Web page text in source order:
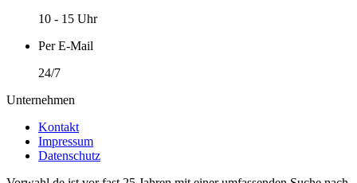
10 - 15 Uhr
Per E-Mail
24/7
Unternehmen
Kontakt
Impressum
Datenschutz